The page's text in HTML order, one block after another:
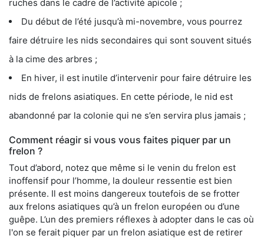
ruches dans le cadre de l’activité apicole ;
Du début de l’été jusqu’à mi-novembre, vous pourrez
faire détruire les nids secondaires qui sont souvent situés
à la cime des arbres ;
En hiver, il est inutile d’intervenir pour faire détruire les
nids de frelons asiatiques. En cette période, le nid est
abandonné par la colonie qui ne s’en servira plus jamais ;
Comment réagir si vous vous faites piquer par un
frelon ?
Tout d’abord, notez que même si le venin du frelon est
inoffensif pour l’homme, la douleur ressentie est bien
présente. Il est moins dangereux toutefois de se frotter
aux frelons asiatiques qu’à un frelon européen ou d’une
guêpe. L’un des premiers réflexes à adopter dans le cas où
l'on se ferait piquer par un frelon asiatique est de retirer